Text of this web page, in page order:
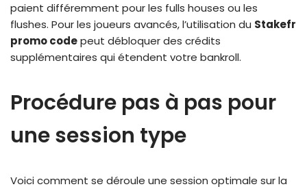
paient différemment pour les fulls houses ou les
flushes. Pour les joueurs avancés, l’utilisation du Stakefr
promo codepeut débloquer des crédits
supplémentaires qui étendent votre bankroll.
Procédure pas à pas pour
une session type
Voici comment se déroule une session optimale sur la